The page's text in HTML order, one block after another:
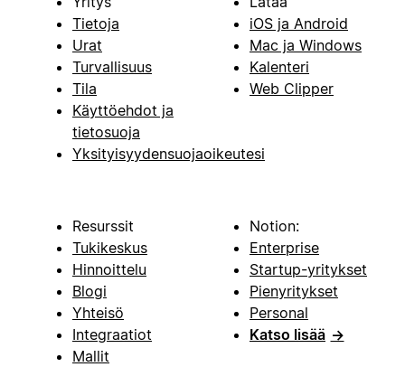
Tietoja
Urat
Turvallisuus
Tila
Käyttöehdot ja
tietosuoja
Yksityisyydensuojaoikeutesi
iOS ja Android
Mac ja Windows
Kalenteri
Web Clipper
Resurssit
Tukikeskus
Hinnoittelu
Blogi
Yhteisö
Integraatiot
Mallit
Notion:
Enterprise
Startup-yritykset
Pienyritykset
Personal
Katso lisää →